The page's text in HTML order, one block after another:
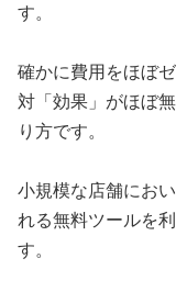
す。
確かに費用をほぼ
対「効果」がほぼ
り方です。
小規模な店舗にお
れる無料ツールを
す。